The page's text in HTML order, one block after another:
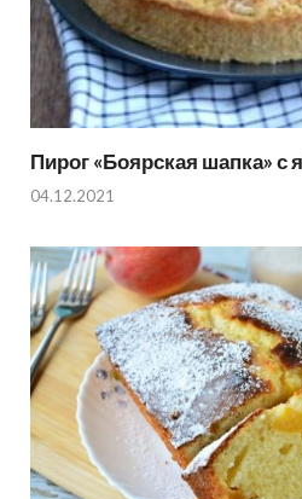
Пирог «Боярская шапка» с
04.12.2021